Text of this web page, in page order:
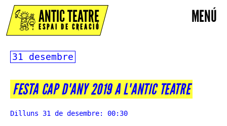
MENÚ
ANTIC TEATRE
ESPAI DE CREACIÓ
31 desembre
FESTA CAP D'ANY 2019 A L'ANTIC TEATRE
Dilluns 31 de desembre: 00:30